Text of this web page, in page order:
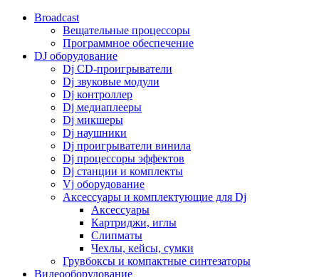
Broadcast
Вещательные процессоры
Программное обеспечение
DJ оборудование
Dj CD-проигрыватели
Dj звуковые модули
Dj контроллер
Dj медиаплееры
Dj микшеры
Dj наушники
Dj проигрыватели винила
Dj процессоры эффектов
Dj станции и комплекты
Vj оборудование
Аксессуары и комплектующие для Dj
Аксессуары
Картриджи, иглы
Слипматы
Чехлы, кейсы, сумки
Грувбоксы и компактные синтезаторы
Видеооборудование